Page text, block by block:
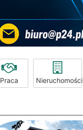
Praca Nieruchomości